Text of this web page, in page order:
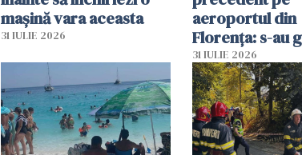
mașină vara aceasta
31 IULIE 2026
aeroportul din
Florența: s-au
capete de
sumă imensă
31 IULIE 2026